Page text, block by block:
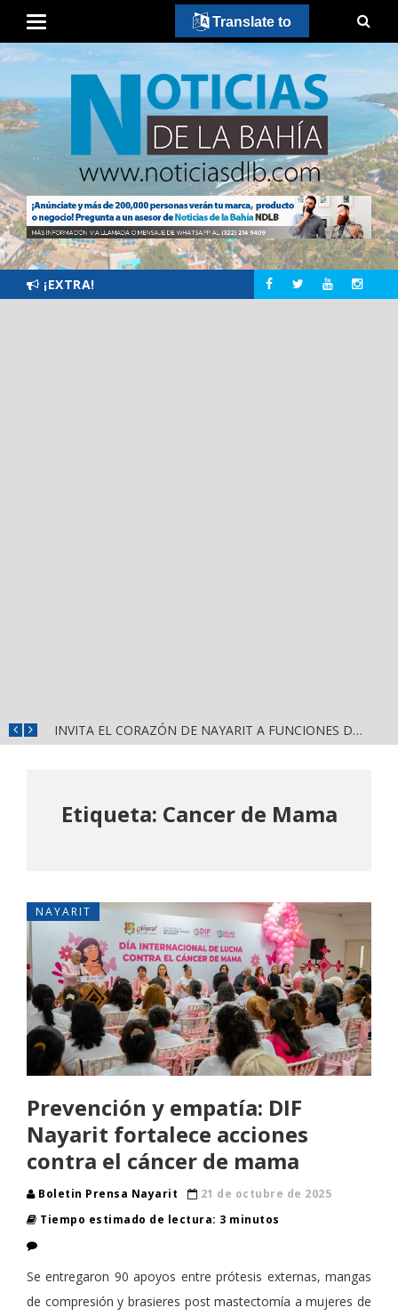
¡EXTRA!
JUAN CARLOS CASTRO ALMAGUER FAVORITO PARA REPRESENTAR A MORENA EN PUERTO VALLARTA
Etiqueta: Cancer de Mama
NAYARIT
Prevención y empatía: DIF
Nayarit fortalece acciones
contra el cáncer de mama
Boletin Prensa Nayarit
21 de octubre de 2025
Tiempo estimado de lectura: 3 minutos
Se entregaron 90 apoyos entre prótesis externas, mangas
de compresión y brasieres post mastectomía a mujeres de
Translate to